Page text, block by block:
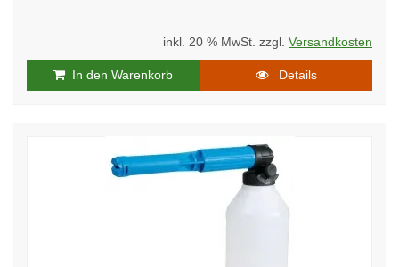
inkl. 20 % MwSt. zzgl. Versandkosten
In den Warenkorb Details